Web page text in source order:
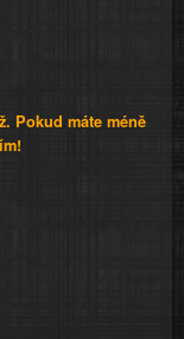
Pokud máte méně